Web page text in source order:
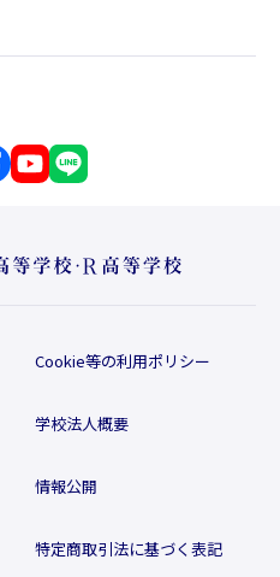
Cookie等の利用ポリシー
学校法人概要
情報公開
特定商取引法に基づく表記